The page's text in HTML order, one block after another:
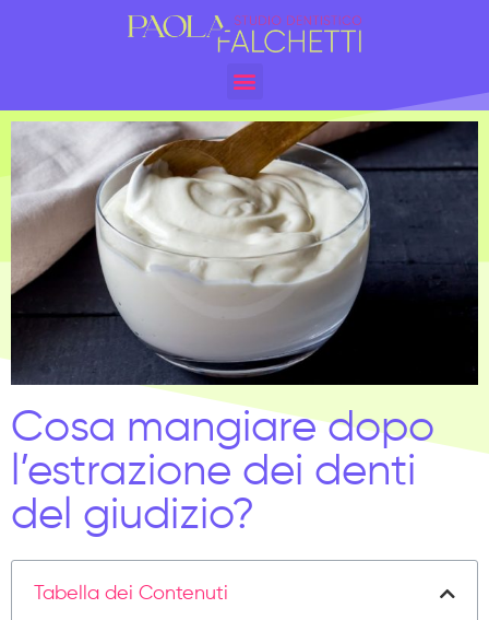
Cosa mangiare dopo
l’estrazione dei denti
del giudizio?
Tabella dei Contenuti